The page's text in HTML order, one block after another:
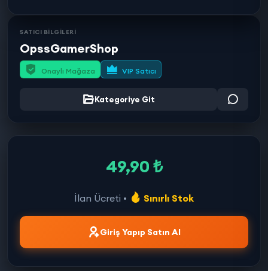
SATICI BİLGİLERİ
OpssGamerShop
Onaylı Mağaza VIP Satıcı
Kategoriye Git
49,90 ₺
İlan Ücreti • Sınırlı Stok
Giriş Yapıp Satın Al